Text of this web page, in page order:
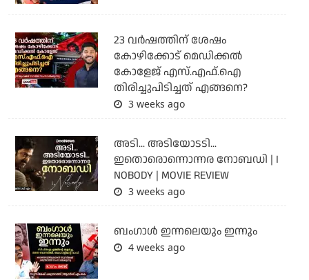
23 വർഷത്തിന് ശേഷം
കോഴിക്കോട് മെഡിക്കൽ
കോളേജ് എസ്.എഫ്.ഐ
തിരിച്ചുപിടിച്ചത് എങ്ങനെ?
3 weeks ago
അടി... അടിയോടടി...
ഇതൊരൊന്നൊന്നര നോബഡി | I
NOBODY | MOVIE REVIEW
3 weeks ago
ബംഗാള്‍ ഇന്നലെയും ഇന്നും
4 weeks ago